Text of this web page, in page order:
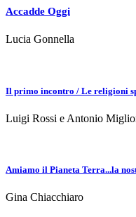
Accadde Oggi
Lucia Gonnella
Il primo incontro / Le religioni
Luigi Rossi e Antonio
Amiamo il Pianeta Terra...la
Gina Chiacchiaro